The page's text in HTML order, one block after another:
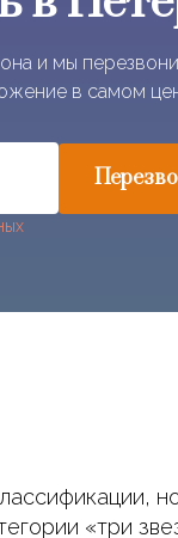
и мы
в самом
«три